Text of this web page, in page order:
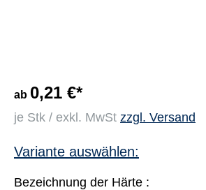
ab 0,21 €*
je Stk / exkl. MwSt zzgl. Versand
Variante auswählen:
Bezeichnung der Härte :